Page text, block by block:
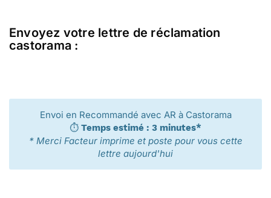
Envoyez votre lettre de réclamation
castorama :
Envoi en Recommandé avec AR à Castorama
⏱️ Temps estimé : 3 minutes*
* Merci Facteur imprime et poste pour vous cette
lettre aujourd'hui